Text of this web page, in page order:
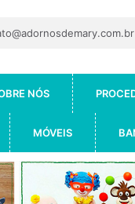
NÓS
MÓVEIS